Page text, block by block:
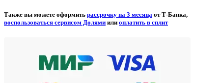
Также вы можете оформить рассрочку на 3 месяца от Т-Банка,
воспользоваться сервисом Долями или оплатить в сплит